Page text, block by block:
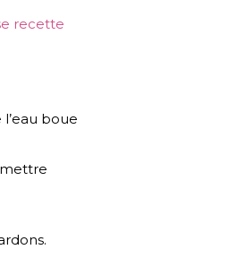
recette
boue
mettre